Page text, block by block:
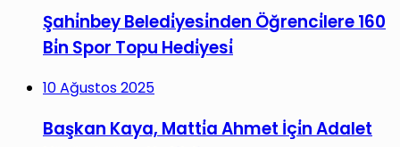
Şahi̇nbey Beledi̇yesi̇nden Öğrenci̇lere 160
Bi̇n Spor Topu Hedi̇yesi̇
10 Ağustos 2025
Başkan Kaya, Matti̇a Ahmet İçi̇n Adalet